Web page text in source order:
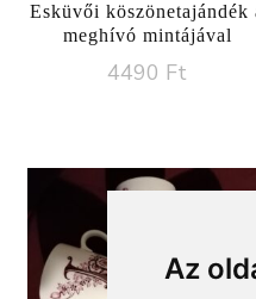
Az
Esküvői köszönetajándék
meghívó mintájával
4490 Ft